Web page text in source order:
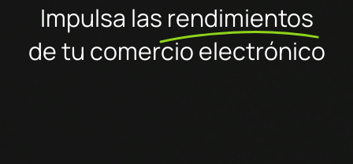
Impulsa las rendimientos
de tu comercio electrónico